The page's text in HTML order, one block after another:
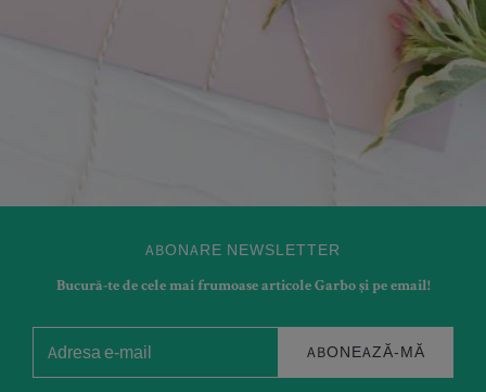
ABONARE NEWSLETTER
Bucură-te de cele mai frumoase articole Garbo și pe email!
ABONEAZĂ-MĂ